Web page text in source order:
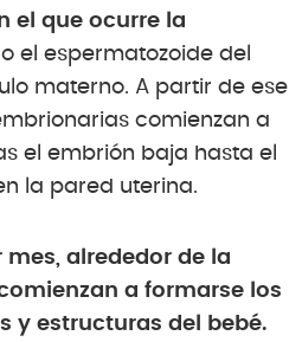
el que ocurre la
el espermatozoide del
materno. A partir de ese
comienzan a
el embrión baja hasta el
la pared uterina.
alrededor de la
a formarse los
y estructuras del bebé.